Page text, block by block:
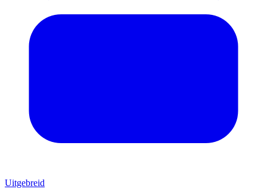
Uitgebreid